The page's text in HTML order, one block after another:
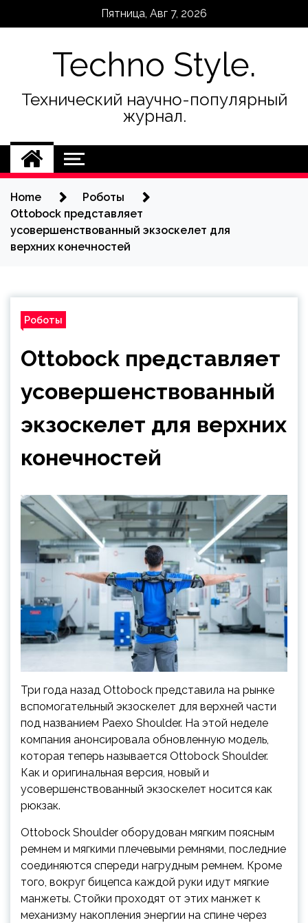
Пятница, Авг 7, 2026
Techno Style.
Технический научно-популярный
журнал.
Home
Роботы
Ottobock представляет
усовершенствованный экзоскелет для
верхних конечностей
Роботы
Ottobock представляет
усовершенствованный
экзоскелет для верхних
конечностей
Три года назад Ottobock представила на рынке
вспомогательный экзоскелет для верхней части
под названием Paexo Shoulder. На этой неделе
компания анонсировала обновленную модель,
которая теперь называется Ottobock Shoulder.
Как и оригинальная версия, новый и
усовершенствованный экзоскелет носится как
рюкзак.
Ottobock Shoulder оборудован мягким поясным
ремнем и мягкими плечевыми ремнями, последние
соединяются спереди нагрудным ремнем. Кроме
того, вокруг бицепса каждой руки идут мягкие
манжеты. Стойки проходят от этих манжет к
механизму накопления энергии на спине через